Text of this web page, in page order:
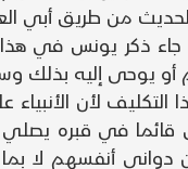
الحديث من طريق
جاء ذكر يونس في
يوحى إليه بذلك
لأن الأنبياء
في قبره يصلي
أنفسهم لا